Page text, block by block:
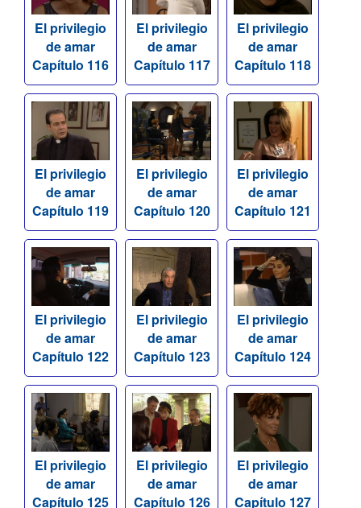
El privilegio
de amar
Capítulo 116
El privilegio
de amar
Capítulo 117
El privilegio
de amar
Capítulo 118
El privilegio
de amar
Capítulo 119
El privilegio
de amar
Capítulo 120
El privilegio
de amar
Capítulo 121
El privilegio
de amar
Capítulo 122
El privilegio
de amar
Capítulo 123
El privilegio
de amar
Capítulo 124
El privilegio
de amar
Capítulo 125
El privilegio
de amar
Capítulo 126
El privilegio
de amar
Capítulo 127